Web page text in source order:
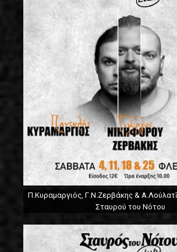
Π.Κυραμαργιός, Γ.Ν.Ζερβάκης &
Σταυρού του Νότου